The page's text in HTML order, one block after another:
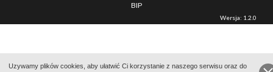
Uzywamy plików cookies, aby ułatwić Ci korzystanie z naszego serwisu oraz do
BIP
Wersja: 1.2.0